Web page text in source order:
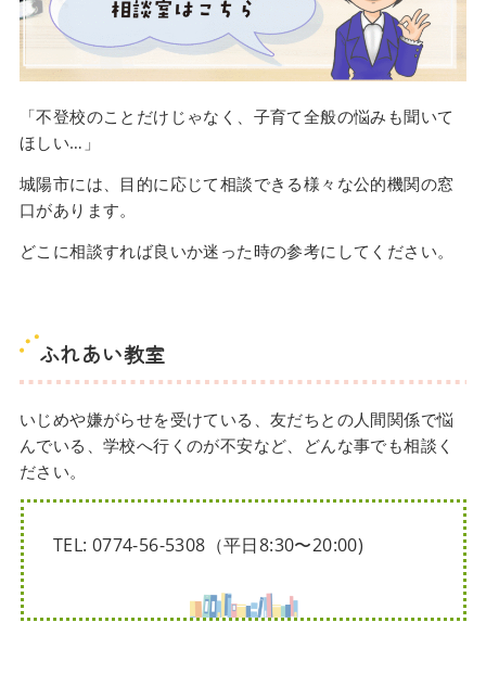
「不登校のことだけじゃなく、子育て全般の悩みも聞いて
ほしい…」
城陽市には、目的に応じて相談できる様々な公的機関の窓
口があります。
どこに相談すれば良いか迷った時の参考にしてください。
ふれあい教室
いじめや嫌がらせを受けている、友だちとの人間関係で悩
んでいる、学校へ行くのが不安など、どんな事でも相談く
ださい。
TEL: 0774-56-5308（平日8:30〜20:00)